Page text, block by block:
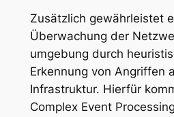
Zusätzlich gewährleistet
Überwachung der
umgebung durch
Erkennung von Angriffen
Infrastruktur. Hierfür
Complex Event